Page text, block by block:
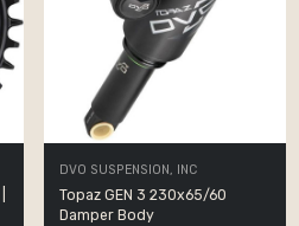
DVO SUSPENSION, INC
Topaz GEN 3 230x65/60
Damper Body